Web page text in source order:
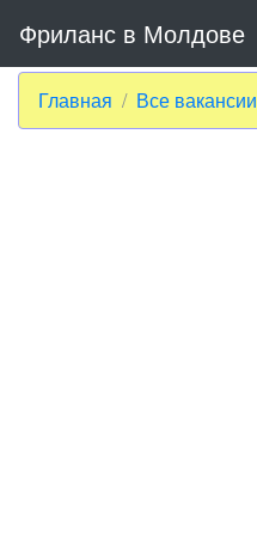
Фриланс в Молдове
Главная Все вакансии